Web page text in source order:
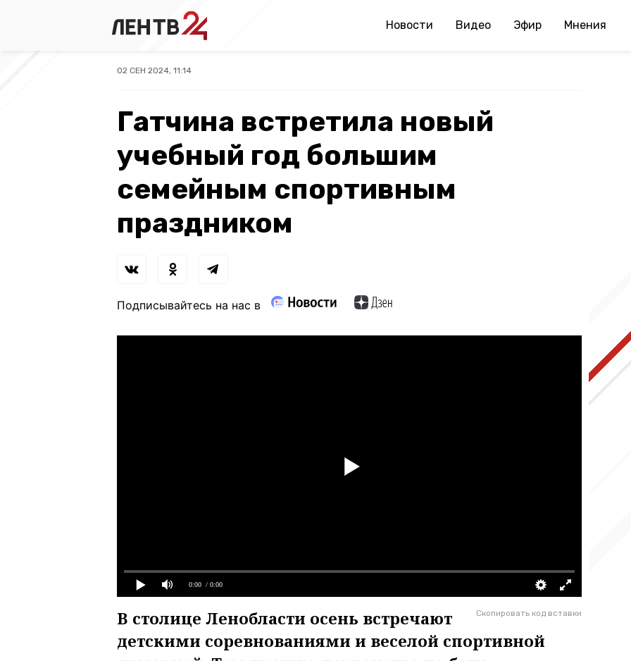
Новости Видео Эфир Мнения
02 СЕН 2024, 11:14
Гатчина встретила новый
учебный год большим
семейным спортивным
праздником
Подписывайтесь на нас в
0:00 / 0:00
Скопировать код вставки
В столице Ленобласти осень встречают
детскими соревнованиями и веселой спортивной